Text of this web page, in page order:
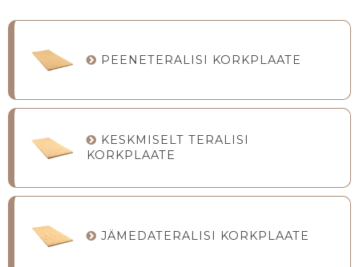
PEENETERALISI KORKPLAATE
KESKMISELT TERALISI
KORKPLAATE
JÄMEDATERALISI KORKPLAATE